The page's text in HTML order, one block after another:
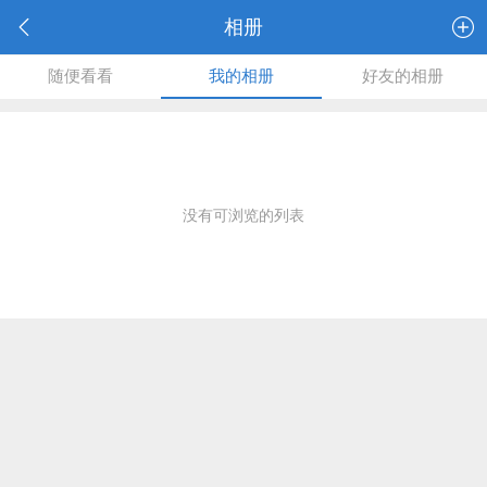
相册
随便看看 我的相册 好友的相册
没有可浏览的列表